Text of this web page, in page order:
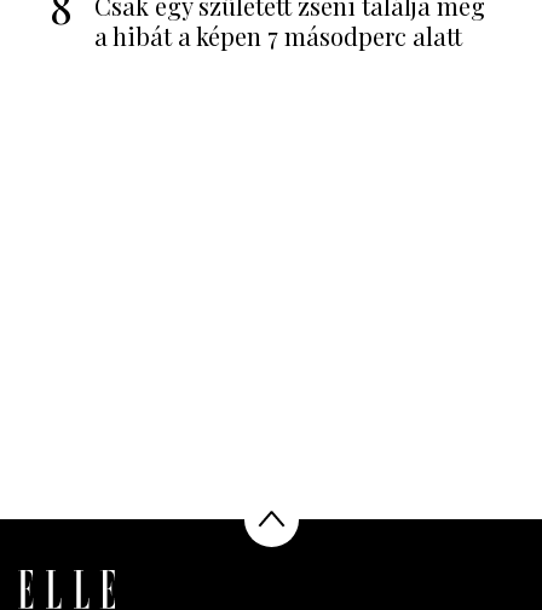
a hibát a képen 7 másodperc alatt